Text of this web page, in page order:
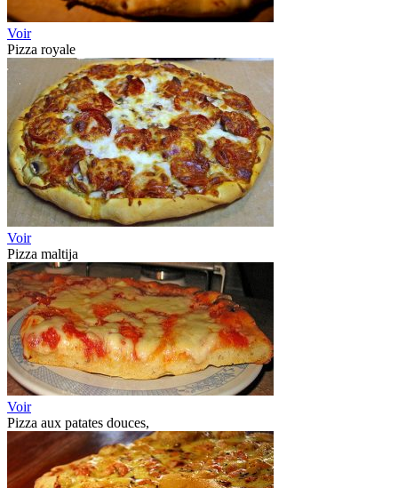
Voir
Pizza royale
Voir
Pizza maltija
Voir
Pizza aux patates douces,